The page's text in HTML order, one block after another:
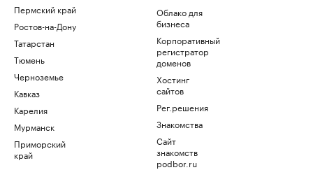
Пермский край
Ростов-на-Дону
Татарстан
Тюмень
Черноземье
Кавказ
Карелия
Мурманск
Приморский
край
Облако для
бизнеса
Корпоративный
регистратор
доменов
Хостинг
сайтов
Рег.решения
Знакомства
Сайт
знакомств
podbor.ru